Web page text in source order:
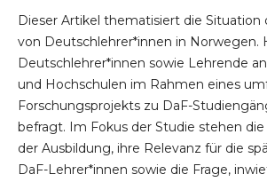
Dieser Artikel thematisiert die Situation
von Deutschlehrer*innen in Norwegen.
Deutschlehrer*innen sowie Lehrende
und Hochschulen im Rahmen eines
Forschungsprojekts zu DaF-
befragt. Im Fokus der Studie stehen
der Ausbildung, ihre Relevanz für die
DaF-Lehrer*innen sowie die Frage,